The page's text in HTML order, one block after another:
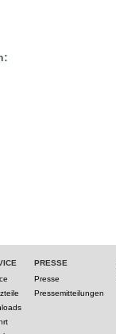
PRESSE
Presse
Pressemitteilungen